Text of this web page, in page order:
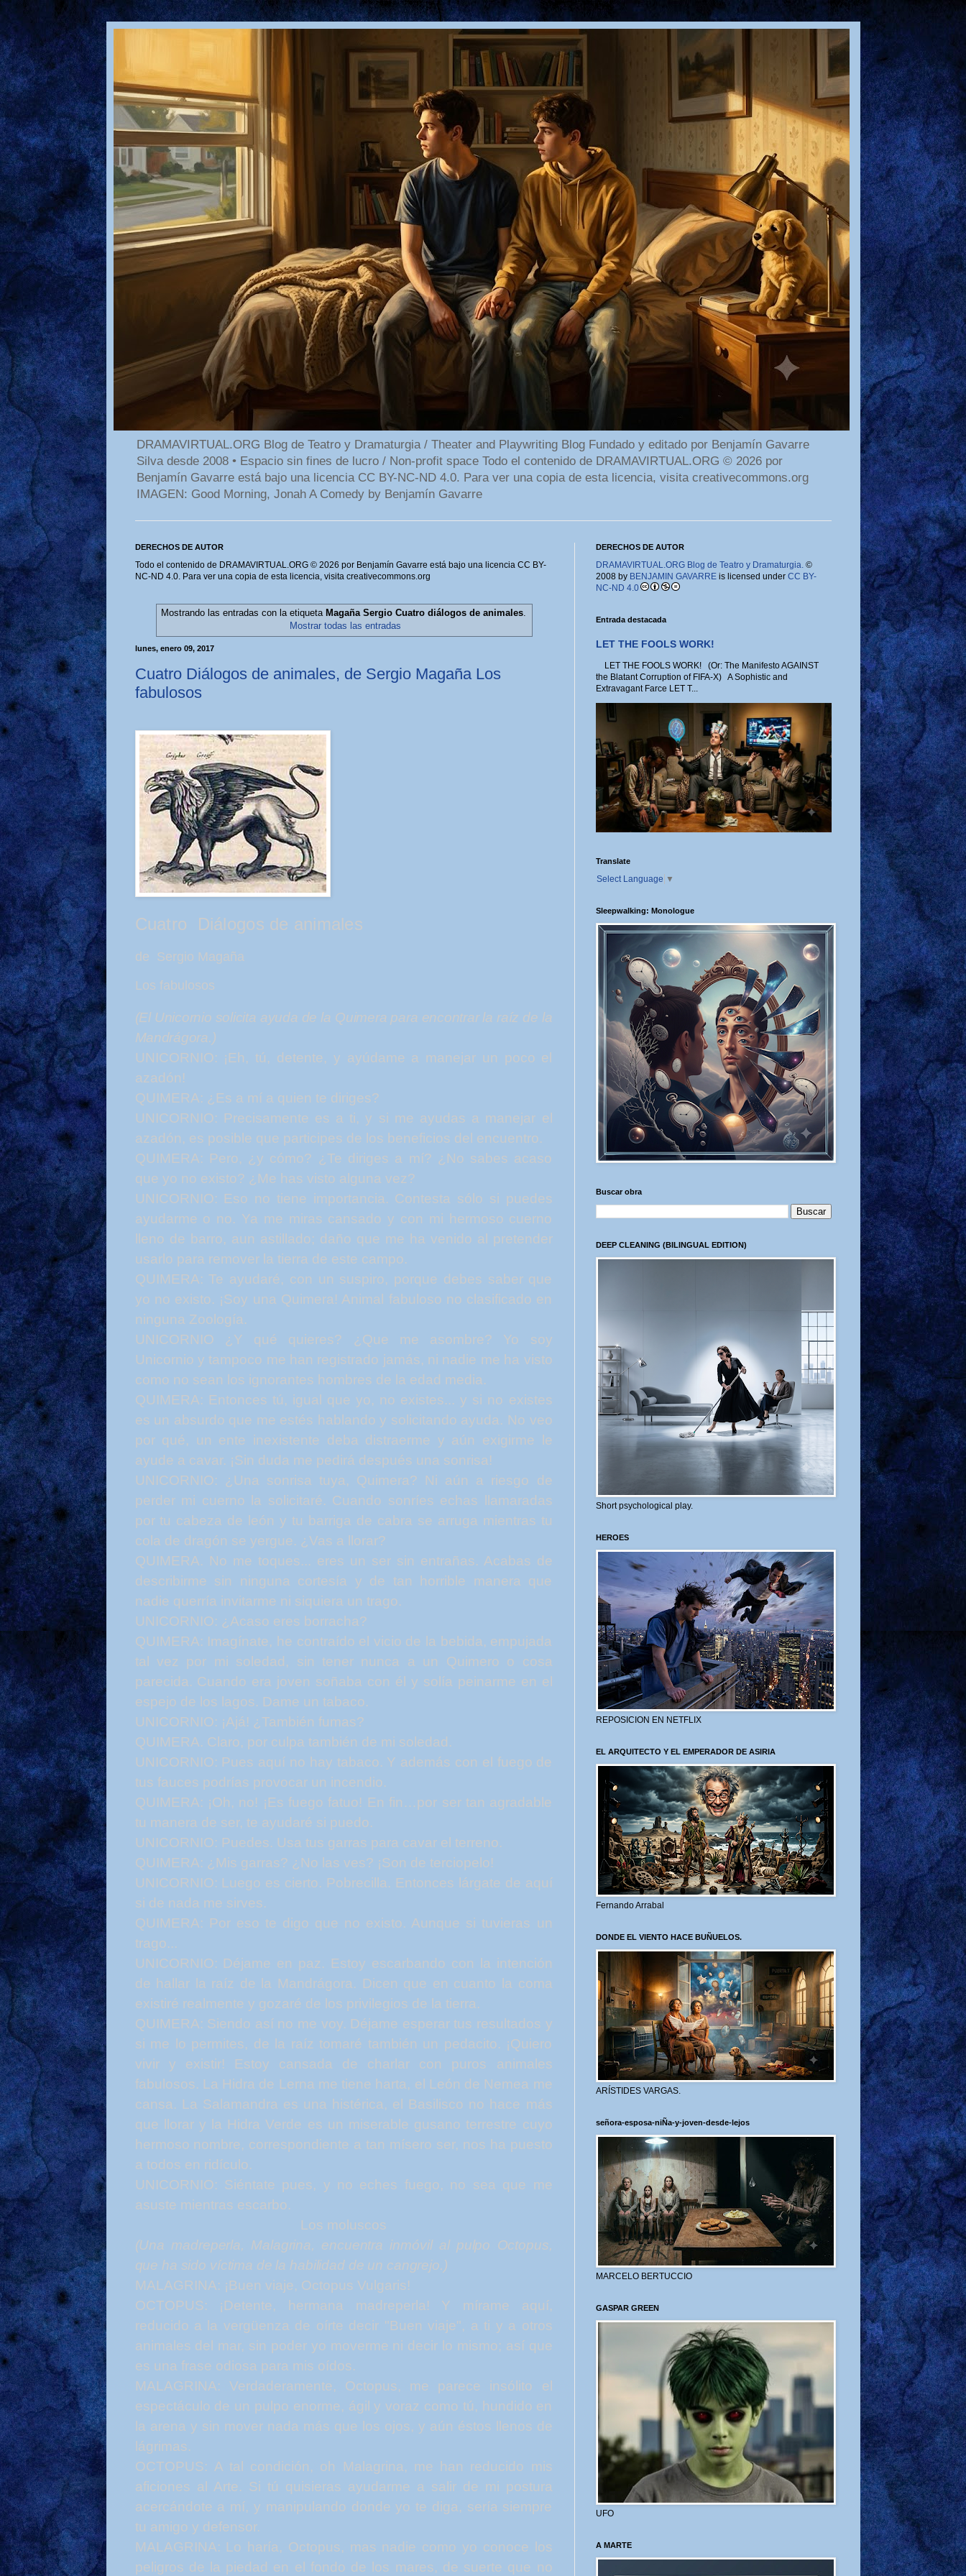
DRAMAVIRTUAL.ORG Blog de Teatro y Dramaturgia / Theater and Playwriting Blog Fundado y editado por Benjamín Gavarre
Silva desde 2008 • Espacio sin fines de lucro / Non-profit space Todo el contenido de DRAMAVIRTUAL.ORG © 2026 por
Benjamín Gavarre está bajo una licencia CC BY-NC-ND 4.0. Para ver una copia de esta licencia, visita creativecommons.org
IMAGEN: Good Morning, Jonah A Comedy by Benjamín Gavarre
DERECHOS DE AUTOR
Todo el contenido de DRAMAVIRTUAL.ORG © 2026 por Benjamín Gavarre está bajo una licencia CC BY-
NC-ND 4.0. Para ver una copia de esta licencia, visita creativecommons.org
Mostrando las entradas con la etiqueta Magaña Sergio Cuatro diálogos de animales.
Mostrar todas las entradas
lunes, enero 09, 2017
Cuatro Diálogos de animales, de Sergio Magaña Los
fabulosos
Cuatro Diálogos de animales
de Sergio Magaña
Los fabulosos
(El Unicornio solicita ayuda de la Quimera para encontrar la raíz de la
Mandrágora.)
UNICORNIO: ¡Eh, tú, detente, y ayúdame a manejar un poco el
azadón!
QUIMERA: ¿Es a mí a quien te diriges?
UNICORNIO: Precisamente es ati,y si me ayudas a manejar el
azadón, es posible que participes de los beneficios del encuentro.
QUIMERA: Pero, ¿y cómo? ¿Te diriges a mí? ¿No sabes acaso
que yo no existo? ¿Me has visto alguna vez?
UNICORNIO: Eso no tiene importancia. Contesta sólo si puedes
ayudarme o no. Ya me miras cansado y con mi hermoso cuerno
lleno de barro, aun astillado; daño que me ha venido al pretender
usarlo para remover la tierra de este campo.
QUIMERA: Te ayudaré, con un suspiro, porque debes saber que
yo no existo. ¡Soy una Quimera! Animal fabuloso no clasificado en
ninguna Zoología.
UNICORNIO ¿Y qué quieres? ¿Que me asombre? Yo soy
Unicornio y tampoco me han registrado jamás, ni nadie me ha visto
como no sean los ignorantes hombres de la edad media.
QUIMERA: Entonces tú, igual que yo, no existes... y si no existes
es un absurdo que me estés hablando y solicitando ayuda. No veo
por qué, un ente inexistente deba distraerme y aún exigirme le
ayude a cavar. ¡Sin duda me pedirá después una sonrisa!
UNICORNIO: ¿Una sonrisa tuya, Quimera? Ni aún a riesgo de
perder mi cuerno la solicitaré. Cuando sonríes echas llamaradas
por tu cabeza de león y tu barriga de cabra se arruga mientras tu
cola de dragón se yergue. ¿Vas a llorar?
QUIMERA. No me toques... eres un ser sin entrañas. Acabas de
describirme sin ninguna cortesía y de tan horrible manera que
nadie querría invitarme ni siquiera un trago.
UNICORNIO: ¿Acaso eres borracha?
QUIMERA: Imagínate, he contraído el vicio de la bebida, empujada
tal vez por mi soledad, sin tener nunca a un Quimero o cosa
parecida. Cuando era joven soñaba con él y solía peinarme en el
espejo de los lagos. Dame un tabaco.
UNICORNIO: ¡Ajá! ¿También fumas?
QUIMERA. Claro, por culpa también de mi soledad.
UNICORNIO: Pues aquí no hay tabaco. Y además con el fuego de
tus fauces podrías provocar un incendio.
QUIMERA: ¡Oh, no! ¡Es fuego fatuo! En fin…por ser tan agradable
tu manera de ser, te ayudaré si puedo.
UNICORNIO: Puedes. Usa tus garras para cavar el terreno.
QUIMERA: ¿Mis garras? ¿No las ves? ¡Son de terciopelo!
UNICORNIO: Luego es cierto. Pobrecilla. Entonces lárgate de aquí
si de nada me sirves.
QUIMERA: Por eso te digo que no existo. Aunque si tuvieras un
trago...
UNICORNIO: Déjame en paz. Estoy escarbando con la intención
de hallar la raíz de l a Mandrágora. Dicen que en cuanto la coma
existiré realmente y gozaré de los privilegios de la tierra.
QUIMERA: Siendo así no me voy. Déjame esperar tus resultados y
si me lo permites, de la raíz tomaré también un pedacito. ¡Quiero
vivir y existir! Estoy cansada de charlar con puros animales
fabulosos. La Hidra de Lerna me tiene harta, el León de Nemea me
cansa. La Salamandra es una histérica, el Basilisco no hace más
que llorar y la Hidra Verde es un miserable gusano terrestre cuyo
hermoso nombre, correspondiente a tan mísero ser, nos ha puesto
a todos en ridículo.
UNICORNIO: Siéntate pues, y no eches fuego, no sea que me
asuste mientras escarbo.
Los moluscos
(Una madreperla, Malagrina, encuentra inmóvil al pulpo Octopus,
que ha sido víctima de la habilidad de un cangrejo.)
MALAGRINA: ¡Buen viaje, Octopus Vulgaris!
OCTOPUS: ¡Detente, hermana madreperla! Y mírame aquí,
reducido a la vergüenza de oírte decir "Buen viaje", ati y a otros
animales del mar, sin poder yo moverme ni decir lo mismo; así que
es una frase odiosa para mis oídos.
MALAGRINA: Verdaderamente, Octopus, me parece insólito el
espectáculo de un pulpo enorme, ágil y voraz como tú, hundido en
la arena y sin mover nada más que los ojos, y aún éstos llenos de
lágrimas.
OCTOPUS: A tal condición, oh Malagrina, me han reducido mis
aficiones al Arte. Si tú quisieras ayudarme a salir de mi postura
acercándote a mí, y manipulando donde yo te diga, sería siempre
tu amigo y defensor.
MALAGRINA: Lo haría, Octopus, mas nadie como yo conoce los
peligros de la piedad en el fondo de los mares, de suerte que no
DERECHOS DE AUTOR
DRAMAVIRTUAL.ORG Blog de Teatro y Dramaturgia.©
2008 by BENJAMIN GAVARREis licensed under CC BY-
NC-ND 4.0
Entrada destacada
LET THE FOOLS WORK!
LET THE FOOLS WORK! (Or: The Manifesto AGAINST
the Blatant Corruption of FIFA-X) A Sophistic and
Extravagant Farce LET T...
Translate
Select Language ▼
Sleepwalking: Monologue
Buscar obra
DEEP CLEANING (BILINGUAL EDITION)
Short psychological play.
HEROES
REPOSICION EN NETFLIX
EL ARQUITECTO Y EL EMPERADOR DE ASIRIA
Fernando Arrabal
DONDE EL VIENTO HACE BUÑUELOS.
ARÍSTIDES VARGAS.
señora-esposa-niÑa-y-joven-desde-lejos
MARCELO BERTUCCIO
GASPAR GREEN
UFO
A MARTE